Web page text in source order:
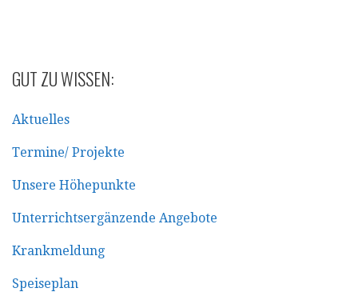
GUT ZU WISSEN:
Aktuelles
Termine/ Projekte
Unsere Höhepunkte
Unterrichtsergänzende Angebote
Krankmeldung
Speiseplan